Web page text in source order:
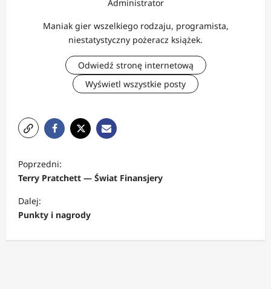
Administrator
Maniak gier wszelkiego rodzaju, programista,
niestatystyczny pożeracz książek.
Odwiedź stronę internetową
Wyświetl wszystkie posty
o
b
a
Poprzedni:
Terry Pratchett — Świat Finansjery
Dalej:
Punkty i nagrody